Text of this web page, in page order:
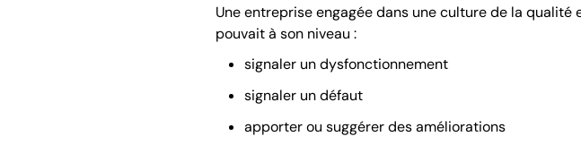
Une entreprise engagée dans une culture de la
pouvait à son niveau :
signaler un dysfonctionnement
signaler un défaut
apporter ou suggérer des améliorations